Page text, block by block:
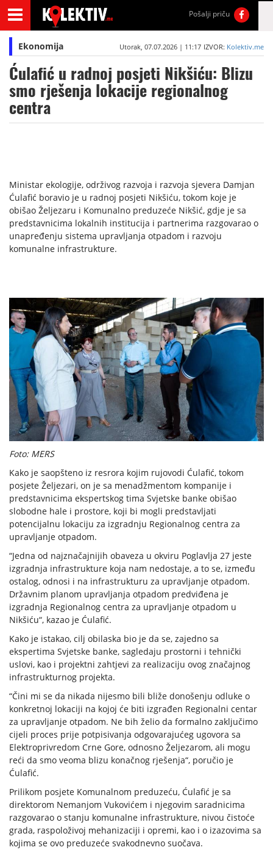
Pošalji priču
Ekonomija Utorak, 07.07.2026 | 11:17 IZVOR: Kolektiv.me
Ćulafić u radnoj posjeti Nikšiću: Blizu
smo rješenja lokacije regionalnog
centra
Ministar ekologije, održivog razvoja i razvoja sjevera Damjan
Ćulafić boravio je u radnoj posjeti Nikšiću, tokom koje je
obišao Željezaru i Komunalno preduzeće Nikšić, gdje je sa
predstavnicima lokalnih institucija i partnerima razgovarao o
unapređenju sistema upravljanja otpadom i razvoju
komunalne infrastrukture.
Foto: MERS
Kako je saopšteno iz resrora kojim rujovodi Ćulafić, tokom
posjete Željezari, on je sa menadžmentom kompanije i
predstavnicima ekspertskog tima Svjetske banke obišao
slobodne hale i prostore, koji bi mogli predstavljati
potencijalnu lokaciju za izgradnju Regionalnog centra za
upravljanje otpadom.
“Jedna od najznačajnijih obaveza u okviru Poglavlja 27 jeste
izgradnja infrastrukture koja nam nedostaje, a to se, između
ostalog, odnosi i na infrastrukturu za upravljanje otpadom.
Državnim planom upravljanja otpadom predviđena je
izgradnja Regionalnog centra za upravljanje otpadom u
Nikšiću“, kazao je Ćulafić.
Kako je istakao, cilj obilaska bio je da se, zajedno sa
ekspertima Svjetske banke, sagledaju prostorni i tehnički
uslovi, kao i projektni zahtjevi za realizaciju ovog značajnog
infrastrukturnog projekta.
“Čini mi se da nikada nijesmo bili bliže donošenju odluke o
konkretnoj lokaciji na kojoj će biti izgrađen Regionalni centar
za upravljanje otpadom. Ne bih želio da formalno zaključimo
cijeli proces prije potpisivanja odgovarajućeg ugovora sa
Elektroprivredom Crne Gore, odnosno Željezarom, ali mogu
reći da smo veoma blizu konačnog rješenja“, poručio je
Ćulafić.
Prilikom posjete Komunalnom preduzeću, Ćulafić je sa
direktorom Nemanjom Vukovićem i njegovim saradnicima
razgovarao o stanju komunalne infrastrukture, nivou čistoće
grada, raspoloživoj mehanizaciji i opremi, kao i o izazovima sa
kojima se ovo preduzeće svakodnevno suočava.